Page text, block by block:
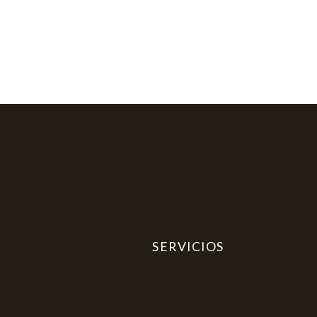
SERVICIOS